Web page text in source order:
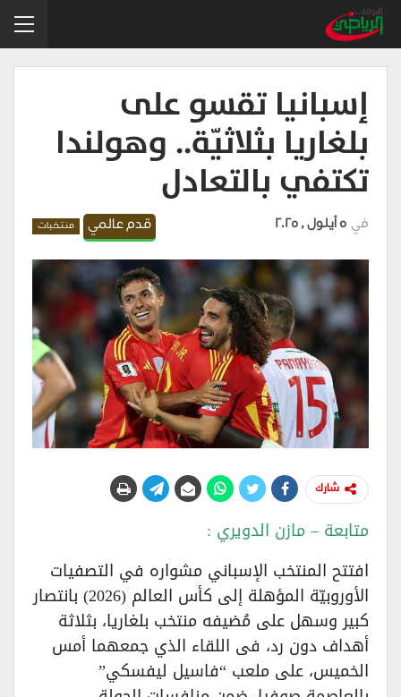
إسبانيا تقسو على
بلغاريا بثلاثيّة.. وهولندا
تكتفي بالتعادل
قدم عالمي منتخبات في 5 أيلول , 2025
شارك
متابعة – مازن الدويري :
افتتح المنتخب الإسباني مشواره في التصفيات
الأوروبيّة المؤهلة إلى كأس العالم (2026) بانتصار
كبير وسهل على مُضيفه منتخب بلغاريا، بثلاثة
أهداف دون رد، فى اللقاء الذي جمعهما أمس
الخميس، على ملعب “فاسيل ليفسكي”